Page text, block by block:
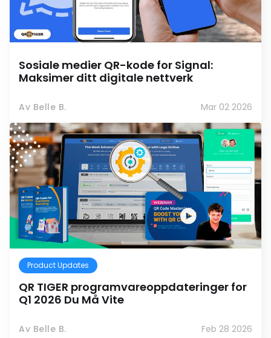
Sosiale medier QR-kode for Signal:
Maksimer ditt digitale nettverk
Av Belle B. Mar 02 2026
Product Updates
QR TIGER programvareoppdateringer for
Q1 2026 Du Må Vite
Av Belle B. Feb 28 2026